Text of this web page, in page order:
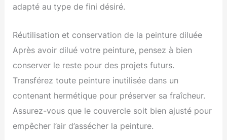
adapté au type de fini désiré.
Réutilisation et conservation de la peinture diluée
Après avoir dilué votre peinture, pensez à bien
conserver le reste pour des projets futurs.
Transférez toute peinture inutilisée dans un
contenant hermétique pour préserver sa fraîcheur.
Assurez-vous que le couvercle soit bien ajusté pour
empêcher l’air d’assécher la peinture.